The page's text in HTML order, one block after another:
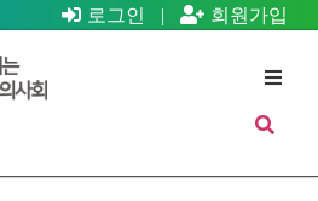
로그인 | 회원가입